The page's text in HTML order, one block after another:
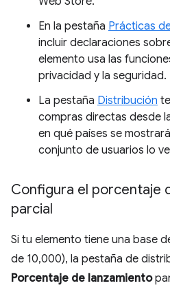
En la pestaña Prácticas
incluir declaraciones
elemento usa las
privacidad y la seguridad.
La pestaña Distribución
compras directas desde
en qué países se
conjunto de usuarios lo
Configura el porcentaje
parcial
Si tu elemento tiene una base
de 10,000), la pestaña de
Porcentaje de lanzamiento